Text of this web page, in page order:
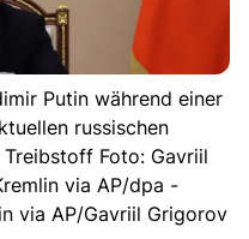
Putin während einer
russischen
Foto: Gavriil
via AP/dpa -
via AP/Gavriil Grigorov